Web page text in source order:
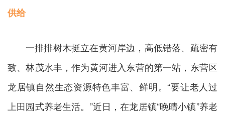
供给
一排排树木挺立在黄河岸边，高低错落、疏密有
致、林茂水丰，作为黄河进入东营的第一站，东营区
龙居镇自然生态资源特色丰富、鲜明。“要让老人过
上田园式养老生活。”近日，在龙居镇“晚晴小镇”养老